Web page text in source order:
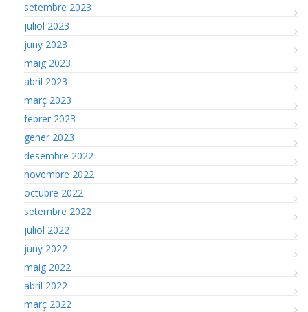
setembre 2023
juliol 2023
juny 2023
maig 2023
abril 2023
març 2023
febrer 2023
gener 2023
desembre 2022
novembre 2022
octubre 2022
setembre 2022
juliol 2022
juny 2022
maig 2022
abril 2022
març 2022